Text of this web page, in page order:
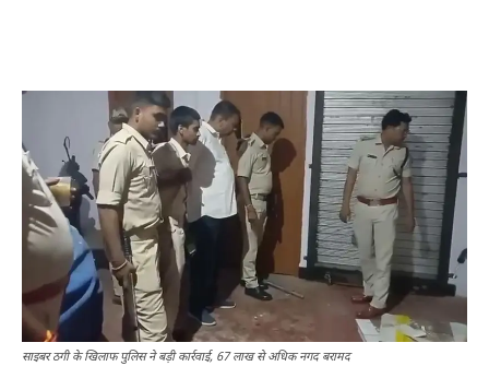
साइबर ठगी के खिलाफ पुलिस ने बड़ी कार्रवाई, 67 लाख से अधिक नगद बरामद